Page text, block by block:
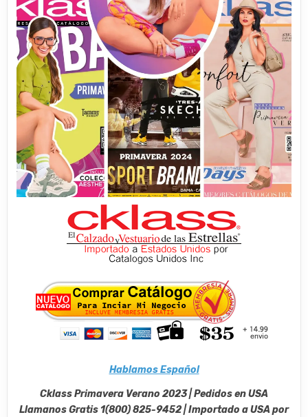
Hablamos Español
Cklass Primavera Verano 2023 | Pedidos en USA
Llamanos Gratis 1(800) 825-9452 | Importado a USA por